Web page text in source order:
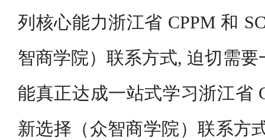
列核心能力浙江省 CPPM 和
智商学院）联系方式, 迫切需
能真正达成一站式学习浙江省
新选择（众智商学院）联系方